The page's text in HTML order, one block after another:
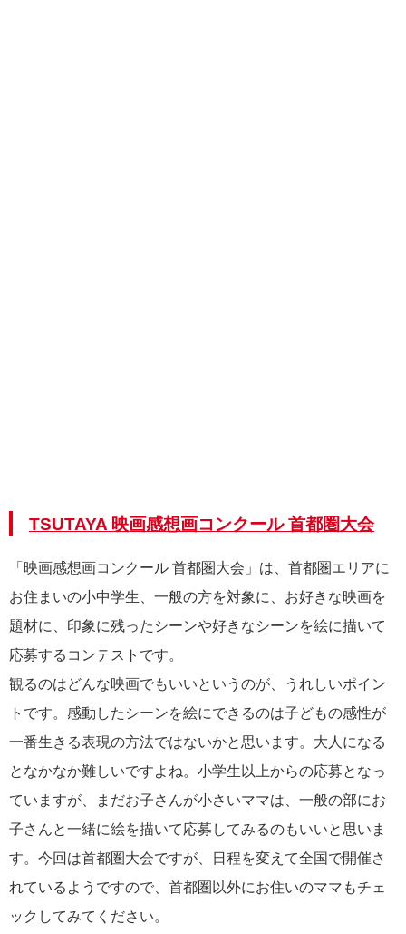
TSUTAYA 映画感想画コンクール 首都圏大会
「映画感想画コンクール 首都圏大会」は、首都圏エリアに
お住まいの小中学生、一般の方を対象に、お好きな映画を
題材に、印象に残ったシーンや好きなシーンを絵に描いて
応募するコンテストです。
観るのはどんな映画でもいいというのが、うれしいポイン
トです。感動したシーンを絵にできるのは子どもの感性が
一番生きる表現の方法ではないかと思います。大人になる
となかなか難しいですよね。小学生以上からの応募となっ
ていますが、まだお子さんが小さいママは、一般の部にお
子さんと一緒に絵を描いて応募してみるのもいいと思いま
す。今回は首都圏大会ですが、日程を変えて全国で開催さ
れているようですので、首都圏以外にお住いのママもチェ
ックしてみてください。